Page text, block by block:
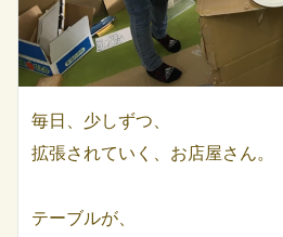
毎日、少しずつ、
拡張されていく、お店屋さん。
テーブルが、